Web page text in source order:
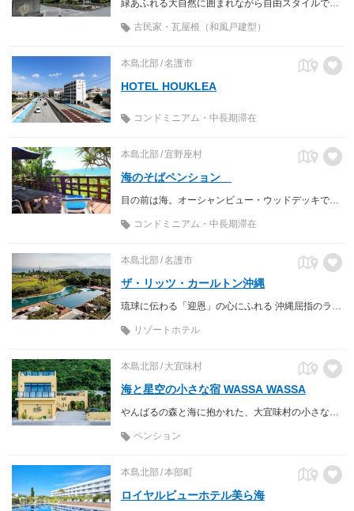
緑あふれる大自然に囲まれながら自由スタイルで滞在
古民家・瓦屋根（和風戸建型）
本島北部 名護市
HOTEL HOUKLEA
コンドミニアム・中長期滞在
本島北部 宜野座村
海のそばペンション
目の前は海。オーシャンビュー・ウッドデッキでBBQ！海や空の青さ、潮風に癒されます。 2LDK（85平米）の広々お部屋で自炊完備。
コンドミニアム・中長期滞在
本島北部 名護市
ザ・リッツ・カールトン沖縄
リゾートホテル
本島北部 大宜味村
海と星空の小さな宿 WASSA WASSA
ペンション
本島北部 本部町
ロイヤルビューホテル美ら海